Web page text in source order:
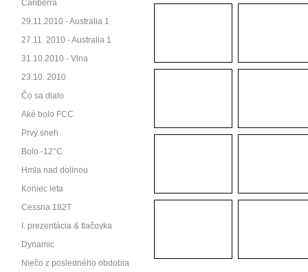
Canberra
29.11.2010 - Australia 1
27.11. 2010 - Australia 1
31.10.2010 - Vlna
23.10. 2010
Čo sa dialo
Aké bolo FCC
Prvý sneh
Bolo -12°C
Hmla nad dolinou
Koniec leta
Cessna 182T
I. prezentácia & tlačovka
Dynamic
Niečo z posledného obdobia